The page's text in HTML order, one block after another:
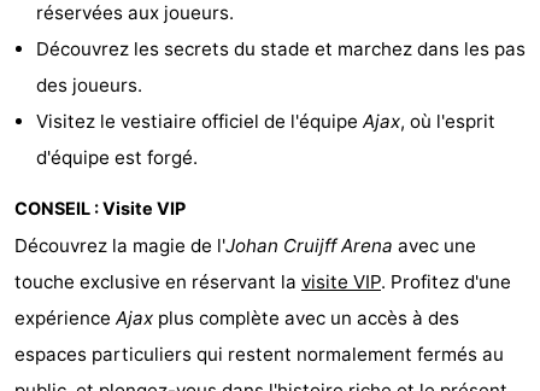
Nocturne
Aliments
Boissons
Shopping
Marchés
-
Magasins
du
Événements
réservées aux joueurs.
Découvrez les secrets du stade et marchez dans les pas
des joueurs.
Visitez le vestiaire officiel de l'équipe Ajax, où l'esprit
d'équipe est forgé.
CONSEIL : Visite VIP
Découvrez la magie de l'Johan Cruijff Arena avec une
touche exclusive en réservant la visite VIP. Profitez d'une
expérience Ajax plus complète avec un accès à des
espaces particuliers qui restent normalement fermés au